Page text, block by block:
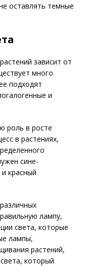
оставлять темные
зависит от
много
подходят
и
роль в росте
в растениях,
сине-
красный
лампу,
света, которые
лампы,
растений,
который